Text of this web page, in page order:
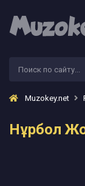
Muzokey.net
Нұрбол